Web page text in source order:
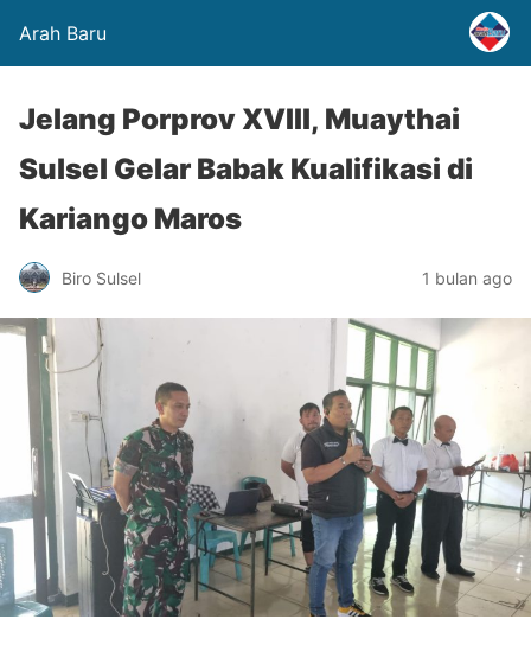
Arah Baru
Jelang Porprov XVIII, Muaythai
Sulsel Gelar Babak Kualifikasi di
Kariango Maros
Biro Sulsel 1 bulan ago